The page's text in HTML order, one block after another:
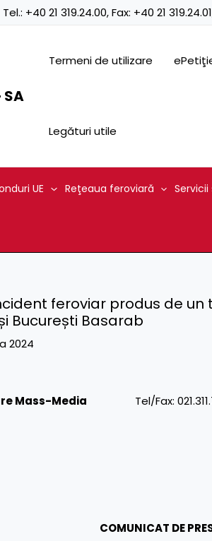
Tel.: +40 21 319.24.00, Fax: +40 21 319.24.01
Termeni de utilizare
Legături utile
UE Reţeaua feroviară
feroviar produs de
București Basarab
2024
Mass-Media Tel/Fax:
COMUNICAT DE